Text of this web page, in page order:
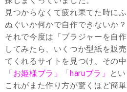
見つからなくて疲れ果てた時に
ぬぐいか何かで自作できないか？
それで今度は「ブラジャーを自
してみたら、いくつか型紙を販
てくれるサイトを見つけ、その
「お姫様ブラ」「haruブラ」
と
これがまた作り方が驚くほど簡